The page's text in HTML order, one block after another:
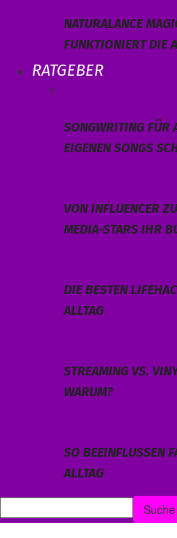
NATURALANCE
FUNKTIONIERT DIE
RATGEBER
SONGWRITING FÜR
EIGENEN SONGS
VON INFLUENCER
MEDIA-STARS IHR
DIE BESTEN
ALLTAG
STREAMING VS.
WARUM?
SO BEEINFLUSSEN
ALLTAG